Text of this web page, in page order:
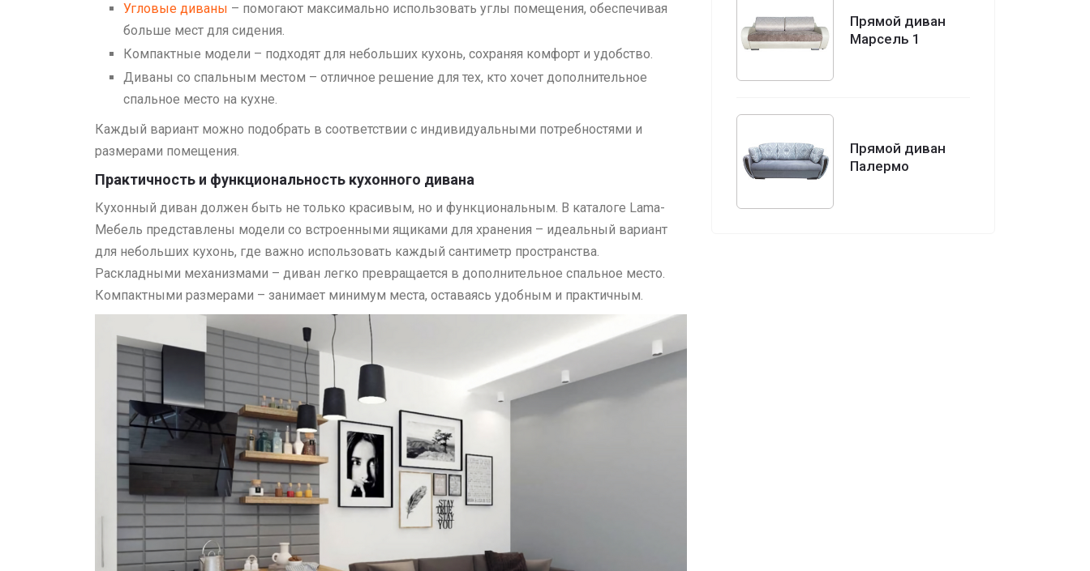
Угловые диваны – помогают максимально использовать углы помещения, обеспечивая
больше мест для сидения.
Компактные модели – подходят для небольших кухонь, сохраняя комфорт и удобство.
Диваны со спальным местом – отличное решение для тех, кто хочет дополнительное
спальное место на кухне.
Каждый вариант можно подобрать в соответствии с индивидуальными потребностями и
размерами помещения.
Практичность и функциональность кухонного дивана
Кухонный диван должен быть не только красивым, но и функциональным. В каталоге Lama-
Мебель представлены модели со встроенными ящиками для хранения – идеальный вариант
для небольших кухонь, где важно использовать каждый сантиметр пространства.
Раскладными механизмами – диван легко превращается в дополнительное спальное место.
Компактными размерами – занимает минимум места, оставаясь удобным и практичным.
Прямой диван
Марсель 1
Прямой диван
Палермо